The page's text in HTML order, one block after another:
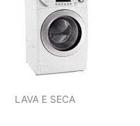
LAVA E SECA